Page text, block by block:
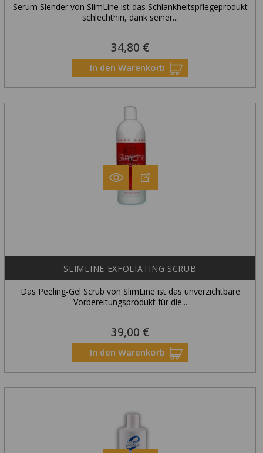
Serum Slender von SlimLine ist das Schlankheitspflegeprodukt
schlechthin, dank seiner...
Preis
34,80 €
In den Warenkorb
SLIMLINE EXFOLIATING SCRUB
Das Peeling-Gel Scrub von SlimLine ist das unverzichtbare
Vorbereitungsprodukt für die...
Preis
39,00 €
In den Warenkorb